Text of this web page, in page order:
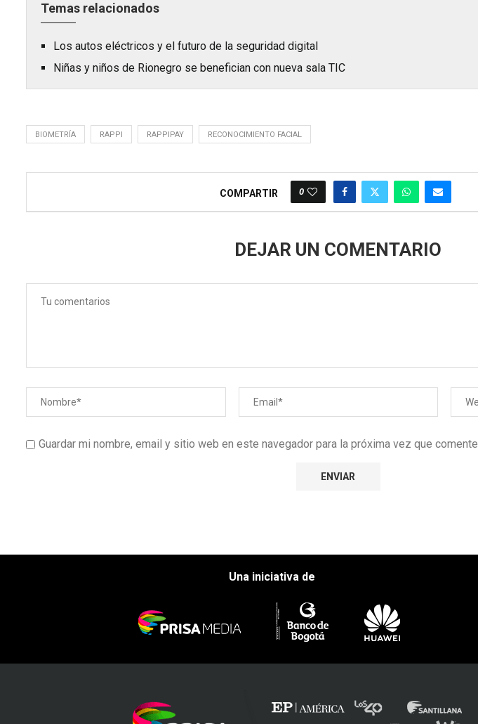
Temas relacionados
Los autos eléctricos y el futuro de la seguridad digital
Niñas y niños de Rionegro se benefician con nueva sala TIC
BIOMETRÍA RAPPI RAPPIPAY RECONOCIMIENTO FACIAL
COMPARTIR 0
DEJAR UN COMENTARIO
Guardar mi nombre, email y sitio web en este navegador para la próxima vez que comente
Una iniciativa de